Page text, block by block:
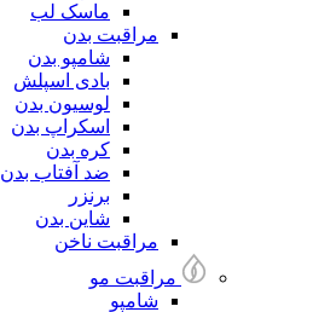
ماسک لب
مراقبت بدن
شامپو بدن
بادی اسپلش
لوسیون بدن
اسکراپ بدن
کره بدن
ضد آفتاب بدن
برنزر
شاین بدن
مراقبت ناخن
مراقبت مو
شامپو